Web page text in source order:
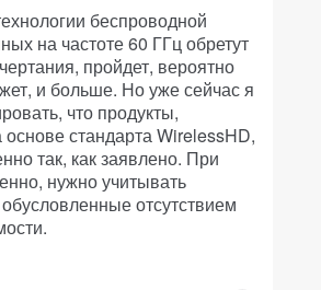
беспроводной
на частоте 60 ГГц обретут
пройдет, вероятно
и больше. Но уже сейчас я
что продукты,
стандарта WirelessHD,
так, как заявлено. При
нужно учитывать
отсутствием